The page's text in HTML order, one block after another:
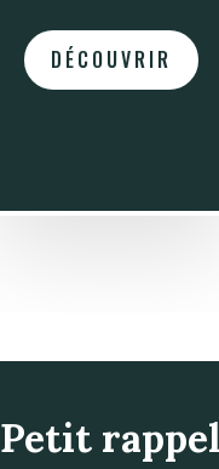
DÉCOUVRIR
Petit rappel